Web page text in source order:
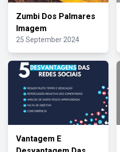
Zumbi Dos Palmares
Imagem
25 September 2024
Vantagem E